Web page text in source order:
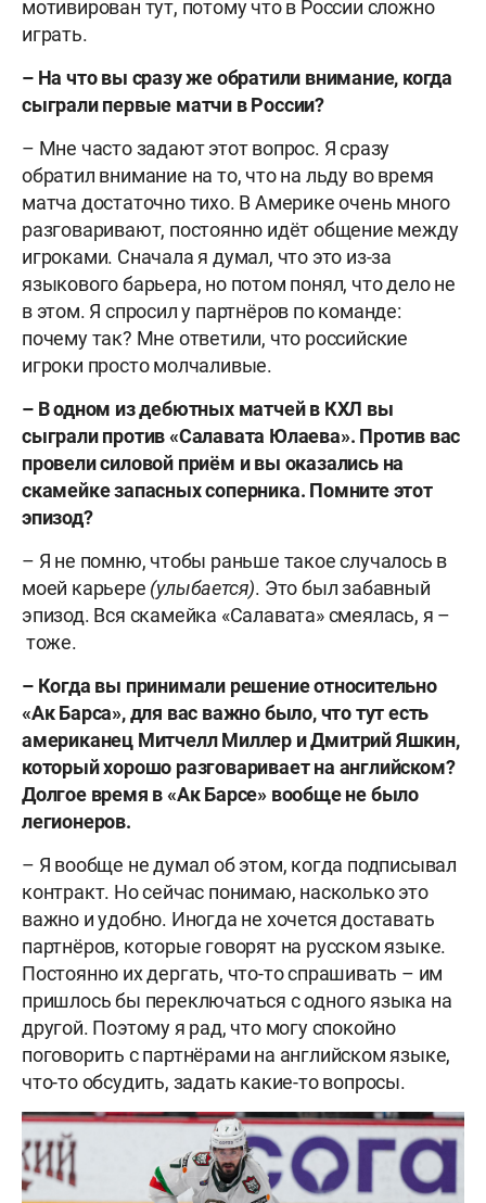
мотивирован тут, потому что в России сложно
играть.
– На что вы сразу же обратили внимание, когда
сыграли первые матчи в России?
– Мне часто задают этот вопрос. Я сразу
обратил внимание на то, что на льду во время
матча достаточно тихо. В Америке очень много
разговаривают, постоянно идёт общение между
игроками. Сначала я думал, что это из-за
языкового барьера, но потом понял, что дело не
в этом. Я спросил у партнёров по команде:
почему так? Мне ответили, что российские
игроки просто молчаливые.
– В одном из дебютных матчей в КХЛ вы
сыграли против «Салавата Юлаева». Против вас
провели силовой приём и вы оказались на
скамейке запасных соперника. Помните этот
эпизод?
– Я не помню, чтобы раньше такое случалось в
моей карьере (улыбается). Это был забавный
эпизод. Вся скамейка «Салавата» смеялась, я –
тоже.
– Когда вы принимали решение относительно
«Ак Барса», для вас важно было, что тут есть
американец Митчелл Миллер и Дмитрий Яшкин,
который хорошо разговаривает на английском?
Долгое время в «Ак Барсе» вообще не было
легионеров.
– Я вообще не думал об этом, когда подписывал
контракт. Но сейчас понимаю, насколько это
важно и удобно. Иногда не хочется доставать
партнёров, которые говорят на русском языке.
Постоянно их дергать, что-то спрашивать – им
пришлось бы переключаться с одного языка на
другой. Поэтому я рад, что могу спокойно
поговорить с партнёрами на английском языке,
что-то обсудить, задать какие-то вопросы.